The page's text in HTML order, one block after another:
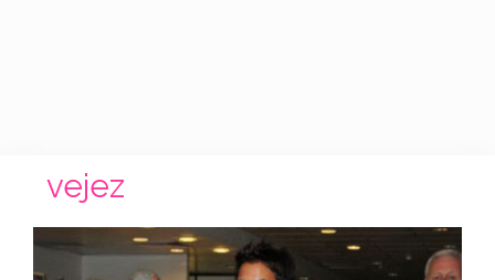
vejez